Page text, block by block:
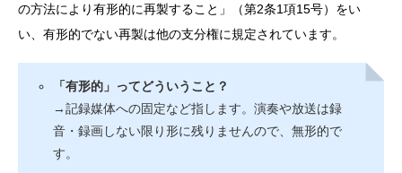
の方法により有形的に再製すること」（第2条1項15号）をい
い、有形的でない再製は他の支分権に規定されています。
「有形的」ってどういうこと？
→記録媒体への固定など指します。演奏や放送は録
音・録画しない限り形に残りませんので、無形的で
す。